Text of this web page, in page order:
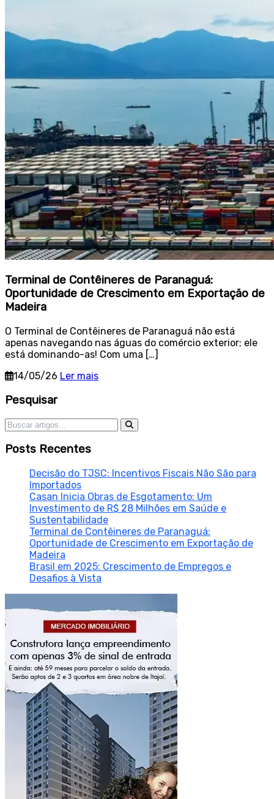
Terminal de Contêineres de Paranaguá:
Oportunidade de Crescimento em Exportação de
Madeira
O Terminal de Contêineres de Paranaguá não está
apenas navegando nas águas do comércio exterior; ele
está dominando-as! Com uma […]
14/05/26 Ler mais
Sidebar
Pesquisar
Pesquisar por:
Posts Recentes
Decisão do TJSC: Incentivos Fiscais Não São para
Importados
Casan Inicia Obras de Esgotamento: Um
Investimento de R$ 28 Milhões em Saúde e
Sustentabilidade
Terminal de Contêineres de Paranaguá:
Oportunidade de Crescimento em Exportação de
Madeira
Brasil em 2025: Crescimento de Empregos e
Desafios à Vista